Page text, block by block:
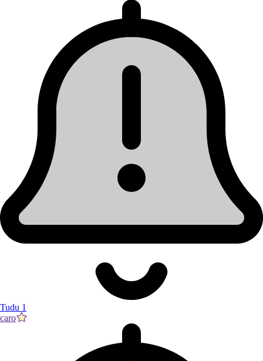
Tudu 1
caro